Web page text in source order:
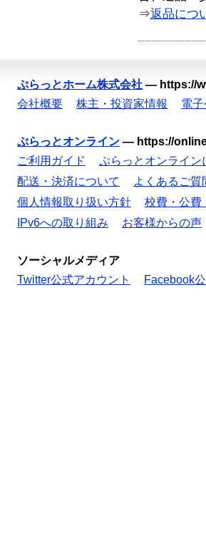
⇒返品につ
ぷらっとホーム株式会社 — https://
会社概要
株主・投資家情報 電
ぷらっとオンライン — https://
ご利用ガイド
ぷらっとオンライン
配送・決済について
よくあるご質
個人情報取り扱い方針
校費・公費
IPv6への取り組み
お客様からの声
ソーシャルメディア
Twitter公式アカウント
Facebook